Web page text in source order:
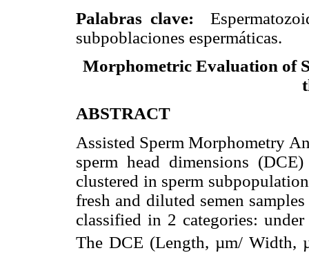
Palabras clave:
subpoblaciones espermáticas.
Morphometric Evaluation of
ABSTRACT
Assisted Sperm Morphometry
sperm head dimensions
clustered in sperm
fresh and diluted semen
classified in 2 categories:
The DCE (Length, µm/ Width,